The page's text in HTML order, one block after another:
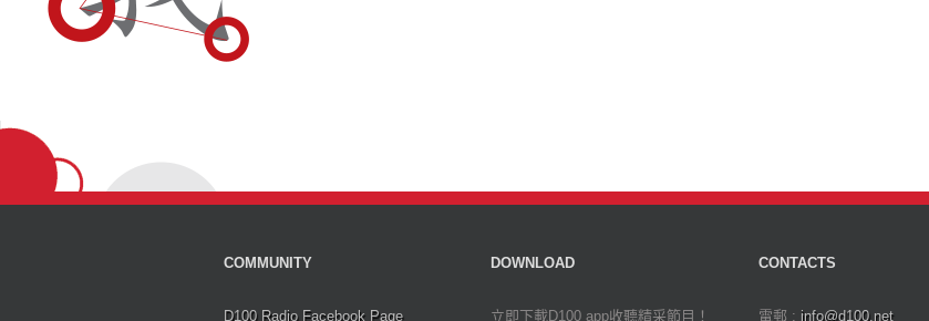
COMMUNITY
D100 Radio Facebook Page
DOWNLOAD
立即下載D100 app收聽精采節目！
CONTACTS
電郵 : info@d100.net